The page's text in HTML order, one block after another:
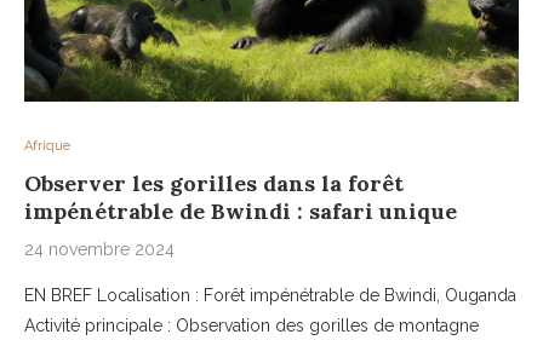
Afrique
Observer les gorilles dans la forêt
impénétrable de Bwindi : safari unique
24 novembre 2024
EN BREF Localisation : Forêt impénétrable de Bwindi, Ouganda
Activité principale : Observation des gorilles de montagne